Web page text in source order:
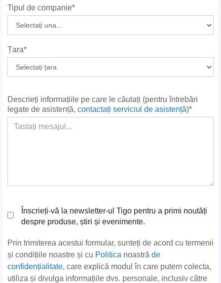
Tipul de companie*
Țara*
Descrieți informațiile pe care le căutați (pentru întrebări
legate de asistență, contactați serviciul de asistență)*
Înscrieți-vă la newsletter-ul Tigo pentru a primi noutăți
despre produse, știri și evenimente.
Prin trimiterea acestui formular, sunteți de acord cu termenii
și condițiile noastre și cu Politica noastră de
confidențialitate, care explică modul în care putem colecta,
utiliza și divulga informațiile dvs. personale, inclusiv către